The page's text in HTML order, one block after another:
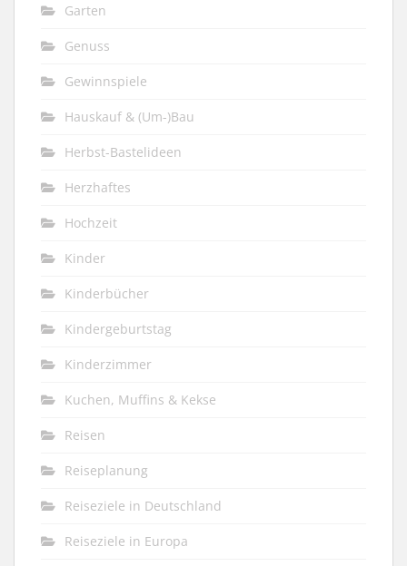
Garten
Genuss
Gewinnspiele
Hauskauf & (Um-)Bau
Herbst-Bastelideen
Herzhaftes
Hochzeit
Kinder
Kinderbücher
Kindergeburtstag
Kinderzimmer
Kuchen, Muffins & Kekse
Reisen
Reiseplanung
Reiseziele in Deutschland
Reiseziele in Europa